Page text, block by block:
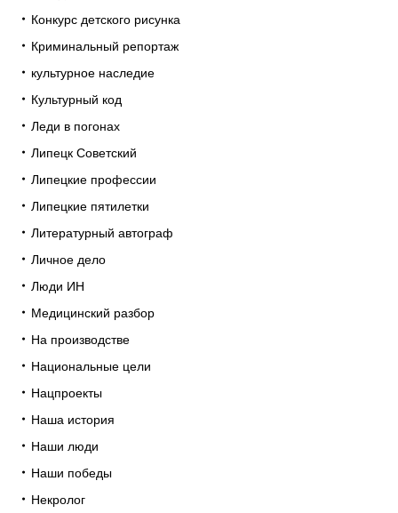
Конкурс детского рисунка
Криминальный репортаж
культурное наследие
Культурный код
Леди в погонах
Липецк Советский
Липецкие профессии
Липецкие пятилетки
Литературный автограф
Личное дело
Люди ИН
Медицинский разбор
На производстве
Национальные цели
Нацпроекты
Наша история
Наши люди
Наши победы
Некролог